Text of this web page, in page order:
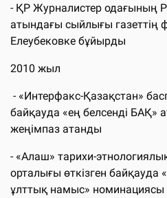
- ҚР Журналистер одағының
атындағы сыйлығы газеттің
Елеубековке бұйырды
2010 жыл
- «Интерфакс-Қазақстан»
байқауда «ең белсенді
жеңімпаз атанды
- «Алаш» тарихи-
орталығы өткізген байқауда
ұлттық намыс»